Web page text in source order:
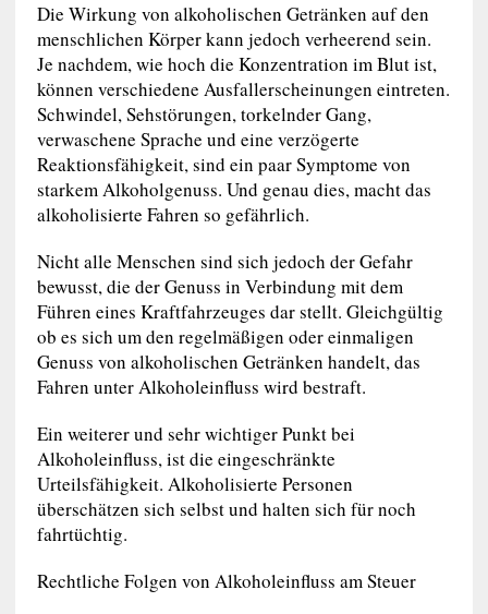
Die Wirkung von alkoholischen Getränken auf den
menschlichen Körper kann jedoch verheerend sein.
Je nachdem, wie hoch die Konzentration im Blut ist,
können verschiedene Ausfallerscheinungen eintreten.
Schwindel, Sehstörungen, torkelnder Gang,
verwaschene Sprache und eine verzögerte
Reaktionsfähigkeit, sind ein paar Symptome von
starkem Alkoholgenuss. Und genau dies, macht das
alkoholisierte Fahren so gefährlich.
Nicht alle Menschen sind sich jedoch der Gefahr
bewusst, die der Genuss in Verbindung mit dem
Führen eines Kraftfahrzeuges dar stellt. Gleichgültig
ob es sich um den regelmäßigen oder einmaligen
Genuss von alkoholischen Getränken handelt, das
Fahren unter Alkoholeinfluss wird bestraft.
Ein weiterer und sehr wichtiger Punkt bei
Alkoholeinfluss, ist die eingeschränkte
Urteilsfähigkeit. Alkoholisierte Personen
überschätzen sich selbst und halten sich für noch
fahrtüchtig.
Rechtliche Folgen von Alkoholeinfluss am Steuer